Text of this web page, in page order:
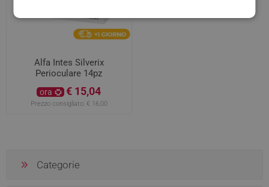
Alfa Intes Silverix
Perioculare 14pz
ora € 15,04
Prezzo consigliato: € 16,00
Categorie